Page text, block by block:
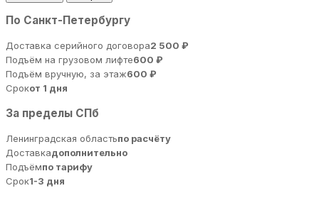
По Санкт-Петербургу
Доставка серийного договора2 500 ₽
Подъём на грузовом лифте600 ₽
Подъём вручную, за этаж600 ₽
Срокот 1 дня
За пределы СПб
Ленинградская областьпо расчёту
Доставкадополнительно
Подъёмпо тарифу
Срок1-3 дня